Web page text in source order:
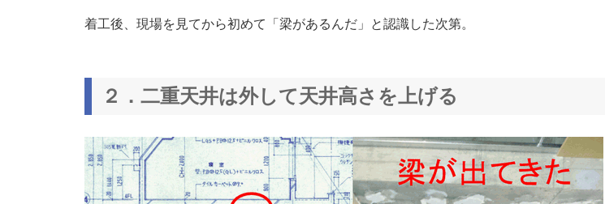
着工後、現場を見てから初めて「梁があるんだ」と認識した次第。
２．二重天井は外して天井高さを上げる